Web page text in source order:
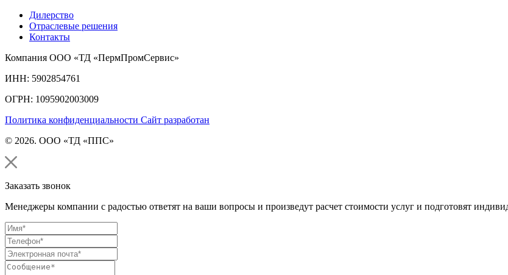
Дилерство
Отраслевые решения
Контакты
Компания ООО «ТД «ПермПромСервис»
ИНН: 5902854761
ОГРН: 1095902003009
Политика конфиденциальности Сайт разработан
© 2026. ООО «ТД «ППС»
Заказать звонок
Менеджеры компании с радостью ответят на ваши вопросы и произведут расчет стоимости услуг и подготовят